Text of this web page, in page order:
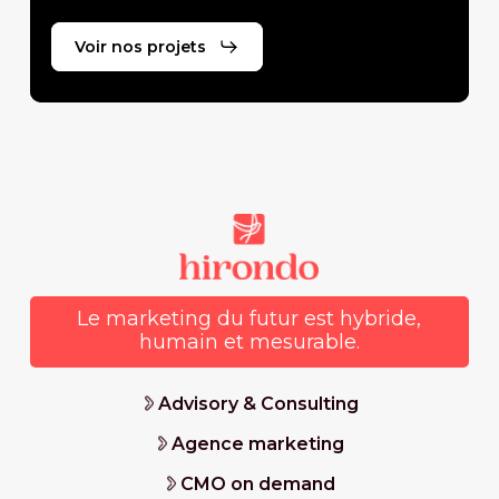
Voir nos projets
Le marketing du futur est hybride,
humain et mesurable.
Advisory & Consulting
Agence marketing
CMO on demand